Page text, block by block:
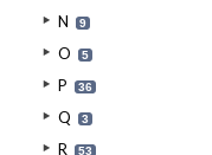
N 9
O 5
P 36
Q 3
R 53